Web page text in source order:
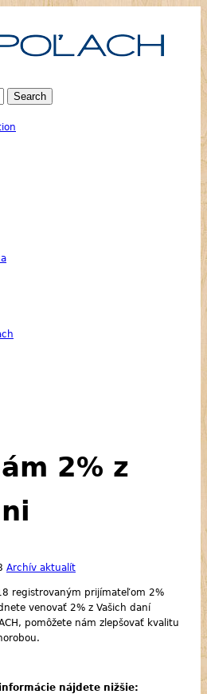
choroba
Ľudí s Alzheimerovou Chorobou
2% z
Archív aktualít
registrovaným prijímateľom 2%
venovať 2% z Vašich daní
pomôžete nám zlepšovať kvalitu
nájdete nižšie: